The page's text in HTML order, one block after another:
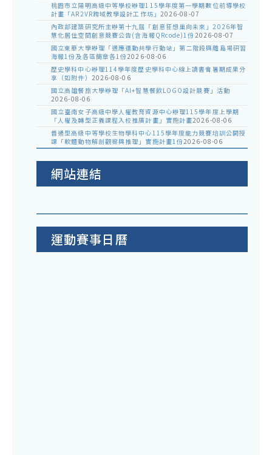
桃園市立陽明高級中等學校辦理115學年度第一學期數位前導學校
計畫「AR2VR跨域教學設計工作坊」 2026-08-07
內政部建築研究所主辦第十九屆「創意狂想巢向未來」2026年智
慧化居住空間創意競賽公告(含海報QRcode)1份2026-08-07
國立東華大學辦理「適應運動共學行動站」第二階段與離島場研習
海報1份及各區簡章各1份2026-08-06
歷史學科中心辦理114學年度歷史學科中心線上讀書會暑期成果分
享（如附件） 2026-08-06
國立高雄餐旅大學辦理「AI+智慧餐飲LOGO設計競賽」活動
2026-08-06
國立臺南女子高級中學人權教育資源中心辦理115學年度上學期
「人權及轉型正義課程入校推廣計畫」實施計畫2026-08-06
普通型高級中等學校生物學科中心115學年度能力競賽培訓公開授
課「軟體動物解剖觀察與推理」實施計畫1份2026-08-06
網站連結
運動賽事日曆